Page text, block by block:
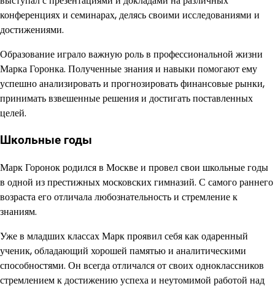
конференциях и семинарах, делясь своими исследованиями и
достижениями.
Образование играло важную роль в профессиональной жизни
Марка Горонка. Полученные знания и навыки помогают ему
успешно анализировать и прогнозировать финансовые рынки,
принимать взвешенные решения и достигать поставленных
целей.
Школьные годы
Марк Горонок родился в Москве и провел свои школьные годы
в одной из престижных московских гимназий. С самого раннего
возраста его отличала любознательность и стремление к
знаниям.
Уже в младших классах Марк проявил себя как одаренный
ученик, обладающий хорошей памятью и аналитическими
способностями. Он всегда отличался от своих одноклассников
стремлением к достижению успеха и неутомимой работой над